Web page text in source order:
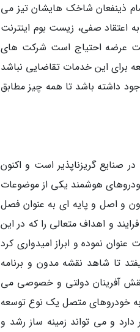
ذینفعان شاخک هایشان تیز می
به اعتقاد صفی، زیست بوم اینترنت
عرضه احتیاج است شرکت های
برای این خدمات تقاضایی نباشد
داشته باشد تا همه چیز مطابق
در صنایع گریزناپذیر است و اکنون
هوشمند یکی از موضوعات
و اصل و پایه ای به عنوان فصل
و اهداف متعالی را که در این
نموده و ابراز امیدواری کرد
تا شاهد نقشه مدون و برنامه
و نقش آفرینان دولتی و خصوصی می
به خودروهای متصل یک نوع توسعه
و می تواند زمینه ساز رشد و